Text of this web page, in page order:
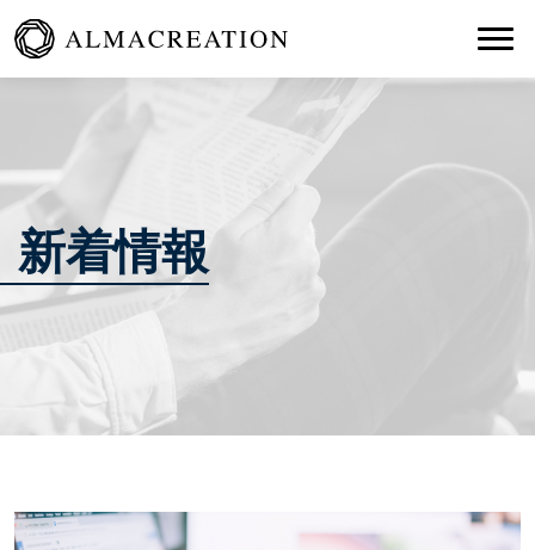
新着情報